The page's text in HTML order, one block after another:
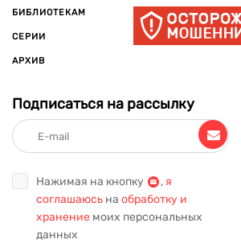
БИБЛИОТЕКАМ
СЕРИИ
АРХИВ
Подписаться на рассылку
Нажимая на кнопку , я
соглашаюсь на обработку и
хранение моих персональных
данных